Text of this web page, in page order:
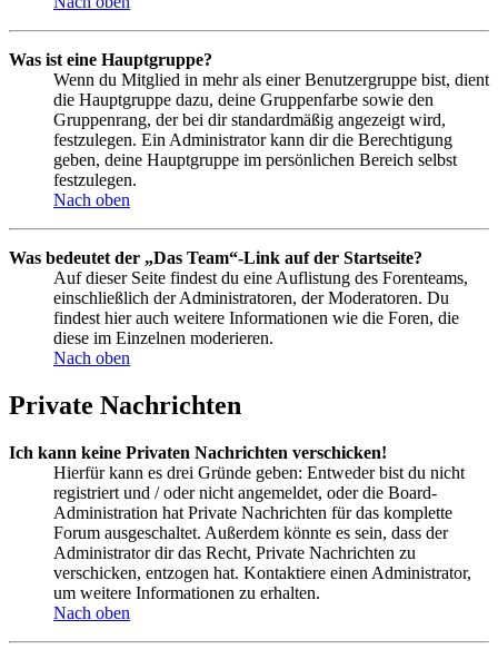
Was ist eine Hauptgruppe?
Wenn du Mitglied in mehr als einer Benutzergruppe bist, dient
die Hauptgruppe dazu, deine Gruppenfarbe sowie den
Gruppenrang, der bei dir standardmäßig angezeigt wird,
festzulegen. Ein Administrator kann dir die Berechtigung
geben, deine Hauptgruppe im persönlichen Bereich selbst
festzulegen.
Nach oben
Was bedeutet der „Das Team“-Link auf der Startseite?
Auf dieser Seite findest du eine Auflistung des Forenteams,
einschließlich der Administratoren, der Moderatoren. Du
findest hier auch weitere Informationen wie die Foren, die
diese im Einzelnen moderieren.
Nach oben
Private Nachrichten
Ich kann keine Privaten Nachrichten verschicken!
Hierfür kann es drei Gründe geben: Entweder bist du nicht
registriert und / oder nicht angemeldet, oder die Board-
Administration hat Private Nachrichten für das komplette
Forum ausgeschaltet. Außerdem könnte es sein, dass der
Administrator dir das Recht, Private Nachrichten zu
verschicken, entzogen hat. Kontaktiere einen Administrator,
um weitere Informationen zu erhalten.
Nach oben